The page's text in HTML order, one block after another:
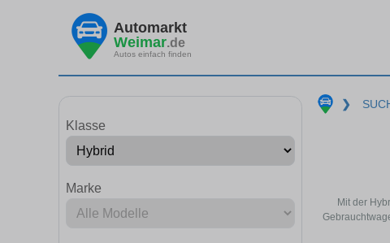
Automarkt
Weimar.de
Autos einfach finden
Klasse
Marke
❯
Mit der